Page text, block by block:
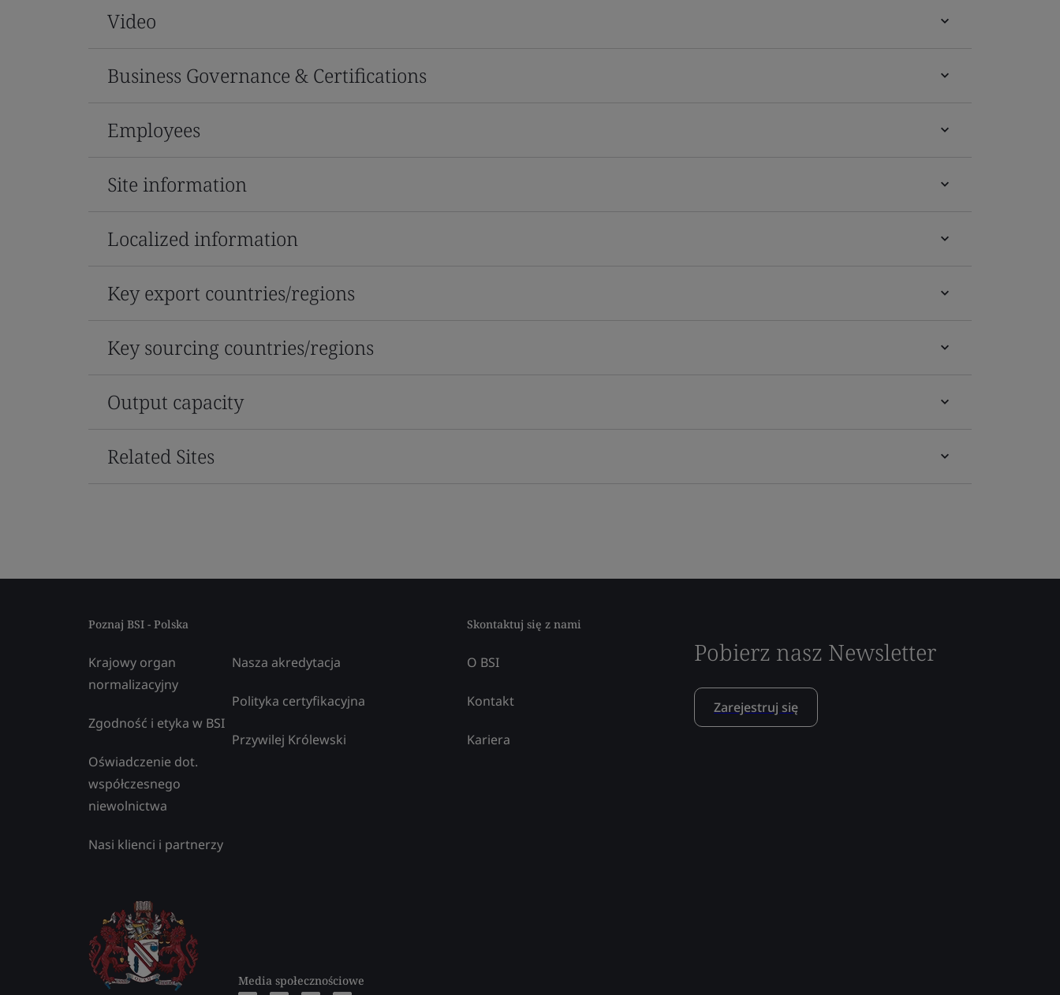
Video
Business Governance & Certifications
Employees
Site information
Localized information
Key export countries/regions
Key sourcing countries/regions
Output capacity
Related Sites
Poznaj BSI - Polska
Krajowy organ
normalizacyjny
Zgodność i etyka w BSI
Oświadczenie dot.
współczesnego
niewolnictwa
Nasi klienci i partnerzy
Nasza akredytacja
Polityka certyfikacyjna
Przywilej Królewski
Media społecznościowe
Skontaktuj się z nami
O BSI
Kontakt
Kariera
Pobierz nasz Newsletter
Zarejestruj się